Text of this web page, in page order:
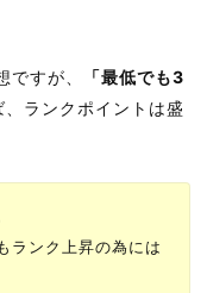
すが、
「最低でも3
ランクポイントは盛
ランク上昇の為には